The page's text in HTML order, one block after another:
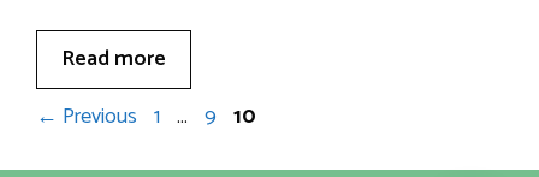
Read more
← Previous Page
1 … Page
9 Page
10